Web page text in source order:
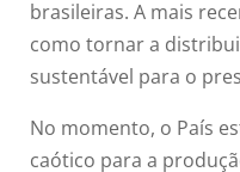
brasileiras. A mais
como tornar a
sustentável para o
No momento, o País
caótico para a